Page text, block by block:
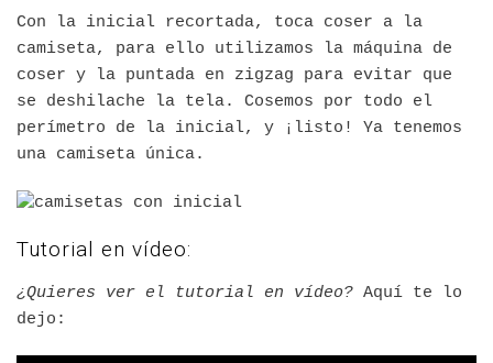
Con la inicial recortada, toca coser a la
camiseta, para ello utilizamos la máquina de
coser y la puntada en zigzag para evitar que
se deshilache la tela. Cosemos por todo el
perímetro de la inicial, y ¡listo! Ya tenemos
una camiseta única.
Tutorial en vídeo:
¿Quieres ver el tutorial en vídeo? Aquí te lo
dejo: